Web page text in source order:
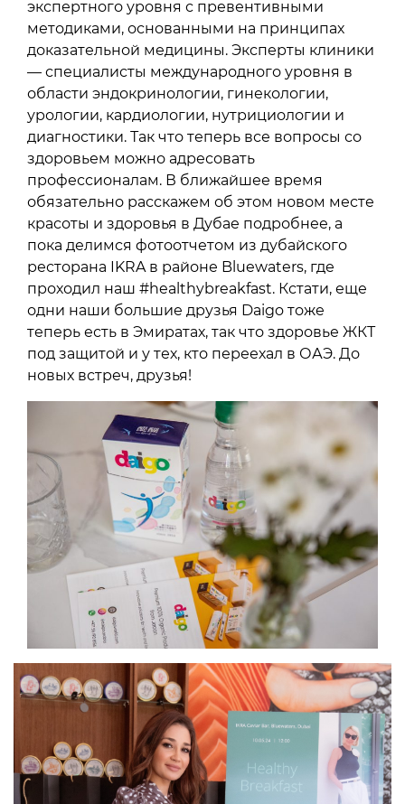
экспертного уровня с превентивными
методиками, основанными на принципах
доказательной медицины. Эксперты клиники
— специалисты международного уровня в
области эндокринологии, гинекологии,
урологии, кардиологии, нутрициологии и
диагностики. Так что теперь все вопросы со
здоровьем можно адресовать
профессионалам. В ближайшее время
обязательно расскажем об этом новом месте
красоты и здоровья в Дубае подробнее, а
пока делимся фотоотчетом из дубайского
ресторана IKRA в районе Bluewaters, где
проходил наш #healthybreakfast. Кстати, еще
одни наши большие друзья Daigo тоже
теперь есть в Эмиратах, так что здоровье ЖКТ
под защитой и у тех, кто переехал в ОАЭ. До
новых встреч, друзья!